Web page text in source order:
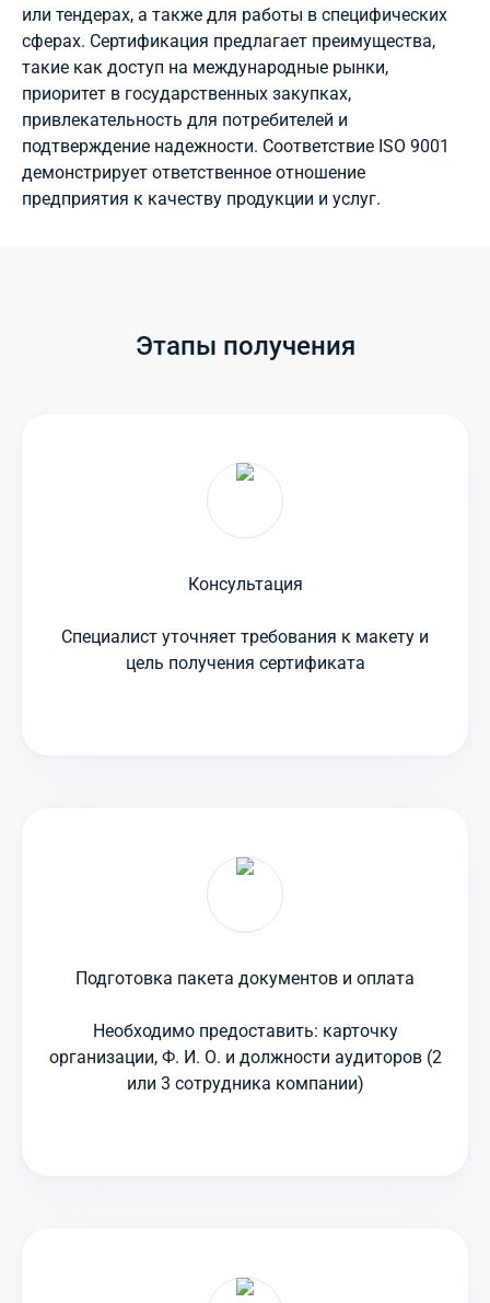
или тендерах, а также для работы в специфических
сферах. Сертификация предлагает преимущества,
такие как доступ на международные рынки,
приоритет в государственных закупках,
привлекательность для потребителей и
подтверждение надежности. Соответствие ISO 9001
демонстрирует ответственное отношение
предприятия к качеству продукции и услуг.
Этапы получения
Консультация
Специалист уточняет требования к макету и
цель получения сертификата
Подготовка пакета документов и оплата
Необходимо предоставить: карточку
организации, Ф. И. О. и должности аудиторов (2
или 3 сотрудника компании)